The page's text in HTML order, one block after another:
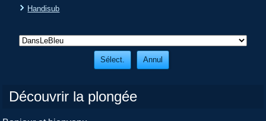
Handisub
Découvrir la plongée